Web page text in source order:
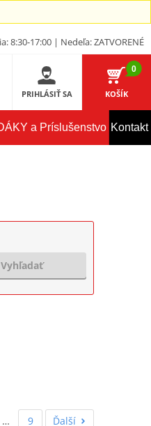
8:30-17:00 | Nedeľa: ZATVORENÉ
PRIHLÁSIŤ SA
0
KOŠÍK
a Príslušenstvo Kontakt
Vyhľadať
… 9 Ďalší